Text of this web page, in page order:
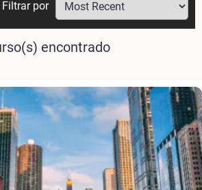
encontrado
Filtrar por